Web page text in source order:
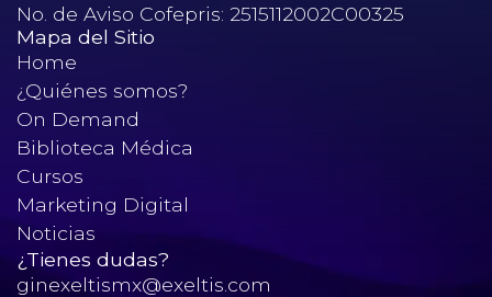
No. de Aviso Cofepris: 2515112002C00325
Mapa del Sitio
Home
¿Quiénes somos?
On Demand
Biblioteca Médica
Cursos
Marketing Digital
Noticias
¿Tienes dudas?
ginexeltismx@exeltis.com